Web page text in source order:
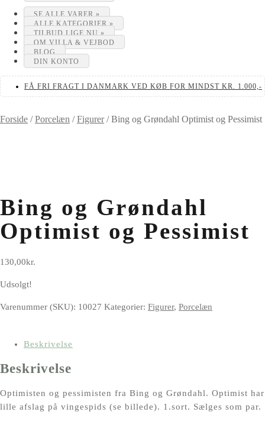
SE ALLE VARER »
ALLE KATEGORIER »
TILBUD LIGE NU »
OM VILLA & VEJBOD
BLOG
DIN KONTO
FÅ FRI FRAGT I DANMARK VED KØB FOR MINDST KR. 1.000,-
Forside /Porcelæn /Figurer/Bing og Grøndahl Optimist og Pessimist
Bing og Grøndahl
Optimist og Pessimist
130,00kr.
Udsolgt!
Varenummer (SKU): 10027 Kategorier: Figurer, Porcelæn
Beskrivelse
Beskrivelse
Optimisten og pessimisten fra Bing og Grøndahl. Optimist har
lille afslag på vingespids (se billede). 1.sort. Sælges som par.